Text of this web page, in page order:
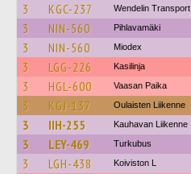
3 KGC-237 Wendelin Transport
3 NIN-560 Pihlavamäki
3 NIN-560 Miodex
3 LGG-226 Kasilinja
3 HGL-600 Vaasan Paika
3 KGJ-137 Oulaisten Liikenne
3 IIH-255 Kauhavan Liikenne
3 LEY-469 Turkubus
3 LGH-438 Koiviston L